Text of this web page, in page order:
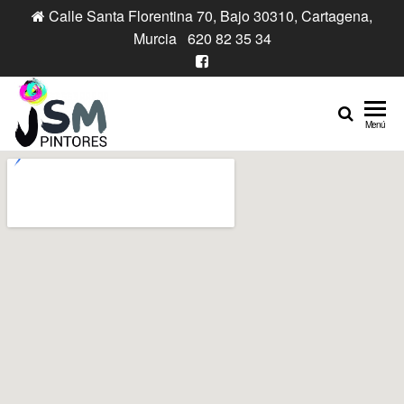
Calle Santa Florentina 70, Bajo 30310, Cartagena,
Murcia 620 82 35 34
JSM
de Confianza
Menú